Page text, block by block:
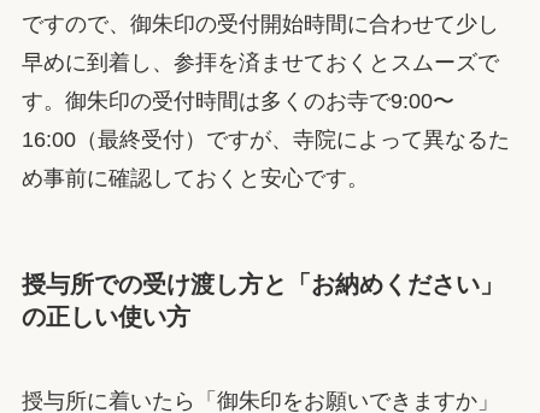
ですので、御朱印の受付開始時間に合わせて少し
早めに到着し、参拝を済ませておくとスムーズで
す。御朱印の受付時間は多くのお寺で9:00〜
16:00（最終受付）ですが、寺院によって異なるた
め事前に確認しておくと安心です。
授与所での受け渡し方と「お納めください」
の正しい使い方
授与所に着いたら「御朱印をお願いできますか」